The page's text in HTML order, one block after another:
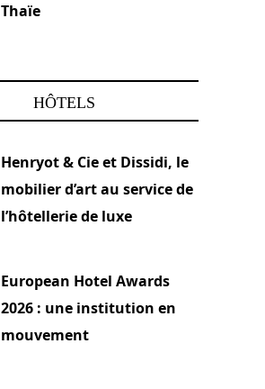
Thaïe
HÔTELS
Henryot & Cie et Dissidi, le
mobilier d’art au service de
l’hôtellerie de luxe
European Hotel Awards
2026 : une institution en
mouvement